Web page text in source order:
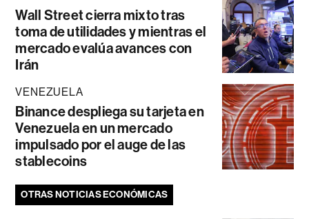
Wall Street cierra mixto tras
toma de utilidades y mientras el
mercado evalúa avances con
Irán
VENEZUELA
Binance despliega su tarjeta en
Venezuela en un mercado
impulsado por el auge de las
stablecoins
OTRAS NOTICIAS ECONÓMICAS